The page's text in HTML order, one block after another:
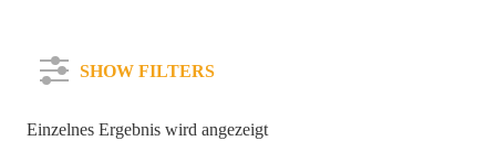
SHOW FILTERS
Einzelnes Ergebnis wird angezeigt